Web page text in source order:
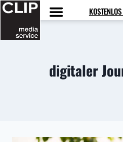
Zum
Inhalt
springen
digitaler